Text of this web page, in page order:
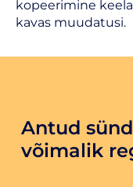
kopeerimine
kavas muudatusi.
Antud
võimalik